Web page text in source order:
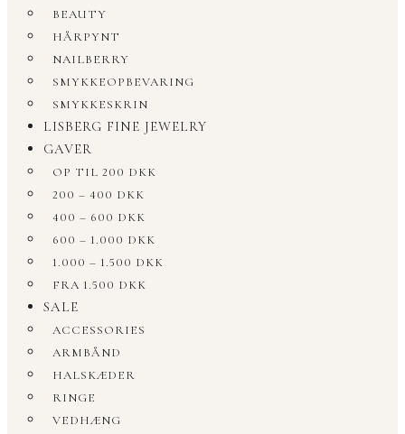
BEAUTY
HÅRPYNT
NAILBERRY
SMYKKEOPBEVARING
SMYKKESKRIN
LISBERG FINE JEWELRY
GAVER
OP TIL 200 DKK
200 – 400 DKK
400 – 600 DKK
600 – 1.000 DKK
1.000 – 1.500 DKK
FRA 1.500 DKK
SALE
ACCESSORIES
ARMBÅND
HALSKÆDER
RINGE
VEDHÆNG